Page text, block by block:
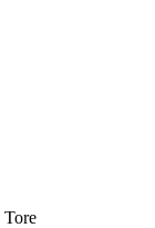
Tore